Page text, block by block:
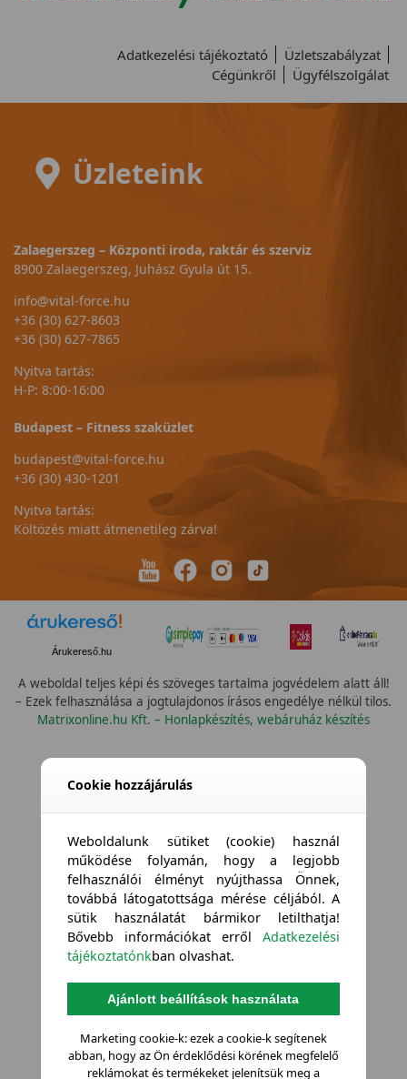
Adatkezelési tájékoztató
Üzletszabályzat
Cégünkről
Ügyfélszolgálat
Üzleteink
Zalaegerszeg – Központi iroda, raktár és szerviz
8900 Zalaegerszeg, Juhász Gyula út 15.
info@vital-force.hu
+36 (30) 627-8603
+36 (30) 627-7865
Nyitva tartás:
H-P: 8:00-16:00
Budapest – Fitness szaküzlet
budapest@vital-force.hu
+36 (30) 430-1201
Nyitva tartás:
Költözés miatt átmenetileg zárva!
Árukereső.hu
A weboldal teljes képi és szöveges tartalma jogvédelem alatt áll!
– Ezek felhasználása a jogtulajdonos írásos engedélye nélkül tilos.
Matrixonline.hu Kft. – Honlapkészítés, webáruház készítés
Cookie hozzájárulás
Weboldalunk sütiket (cookie) használ
működése folyamán, hogy a legjobb
felhasználói élményt nyújthassa Önnek,
továbbá látogatottsága mérése céljából. A
sütik használatát bármikor letilthatja!
Bővebb információkat errőlAdatkezelési
tájékoztatónkban olvashat.
Ajánlott beállítások használata
Marketing cookie-k: ezek a cookie-k segítenek
abban, hogy az Ön érdeklődési körének megfelelő
reklámokat és termékeket jelenítsük meg a